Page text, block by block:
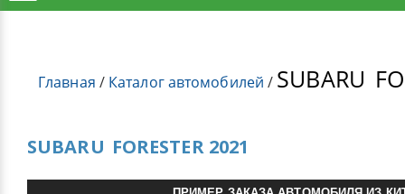
Главная / Каталог автомобилей / SUBARU
SUBARU FORESTER 2021